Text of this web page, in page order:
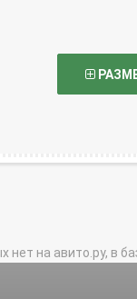
нет на авито.ру, в